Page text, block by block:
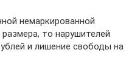
немаркированной
то нарушителей
и лишение свободы на